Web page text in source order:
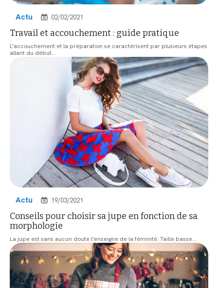
Actu 02/02/2021
Travail et accouchement : guide pratique
L’accouchement et la préparation se caractérisent par plusieurs étapes
allant du début…
Actu 19/03/2021
Conseils pour choisir sa jupe en fonction de sa
morphologie
La jupe est sans aucun doute l’enseigne de la féminité. Taille basse…